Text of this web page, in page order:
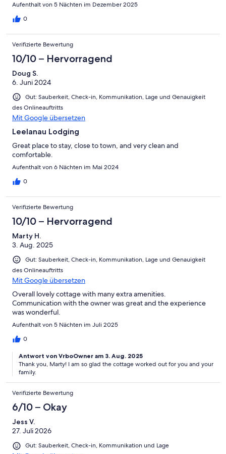
Aufenthalt von 5 Nächten im Dezember 2025
0
Verifizierte Bewertung
10/10 – Hervorragend
Doug S.
6. Juni 2024
Gut: Sauberkeit, Check-in, Kommunikation, Lage und Genauigkeit
des Onlineauftritts
Mit Google übersetzen
Leelanau Lodging
Great place to stay, close to town, and very clean and
comfortable.
Aufenthalt von 6 Nächten im Mai 2024
0
Verifizierte Bewertung
10/10 – Hervorragend
Marty H.
3. Aug. 2025
Gut: Sauberkeit, Check-in, Kommunikation, Lage und Genauigkeit
des Onlineauftritts
Mit Google übersetzen
Overall lovely cottage with many extra amenities.
Communication with the owner was great and the experience
was wonderful.
Aufenthalt von 5 Nächten im Juli 2025
0
Antwort von VrboOwner am 3. Aug. 2025
Thank you, Marty! I am so glad the cottage worked out for you and your
family.
Verifizierte Bewertung
6/10 – Okay
Jess V.
27. Juli 2026
Gut: Sauberkeit, Check-in, Kommunikation und Lage